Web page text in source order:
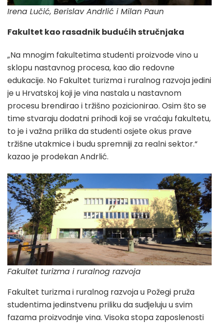
Irena Lučić, Berislav Andrlić i Milan Paun
Fakultet kao rasadnik budućih stručnjaka
„Na mnogim fakultetima studenti proizvode vino u
sklopu nastavnog procesa, kao dio redovne
edukacije. No Fakultet turizma i ruralnog razvoja jedini
je u Hrvatskoj koji je vina nastala u nastavnom
procesu brendirao i tržišno pozicionirao. Osim što se
time stvaraju dodatni prihodi koji se vraćaju fakultetu,
to je i važna prilika da studenti osjete okus prave
tržišne utakmice i budu spremniji za realni sektor.“
kazao je prodekan Andrlić.
Fakultet turizma i ruralnog razvoja
Fakultet turizma i ruralnog razvoja u Požegi pruža
studentima jedinstvenu priliku da sudjeluju u svim
fazama proizvodnje vina. Visoka stopa zaposlenosti